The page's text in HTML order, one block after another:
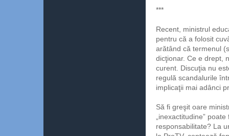
***
Recent, ministrul
pentru că a folosit
arătând că termenul
dicţionar. Ce e drept,
curent. Discuţia nu
regulă scandalurile
implicaţii mai adânci
Să fi greşit oare
„inexactitudine”
responsabilitate? La